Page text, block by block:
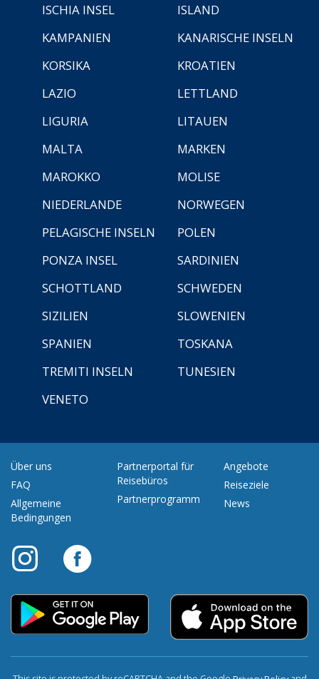
ISCHIA INSEL
ISLAND
KAMPANIEN
KANARISCHE INSELN
KORSIKA
KROATIEN
LAZIO
LETTLAND
LIGURIA
LITAUEN
MALTA
MARKEN
MAROKKO
MOLISE
NIEDERLANDE
NORWEGEN
PELAGISCHE INSELN
POLEN
PONZA INSEL
SARDINIEN
SCHOTTLAND
SCHWEDEN
SIZILIEN
SLOWENIEN
SPANIEN
TOSKANA
TREMITI INSELN
TUNESIEN
VENETO
Über uns
FAQ
Allgemeine
Bedingungen
Partnerportal für
Reisebüros
Partnerprogramm
Angebote
Reiseziele
News